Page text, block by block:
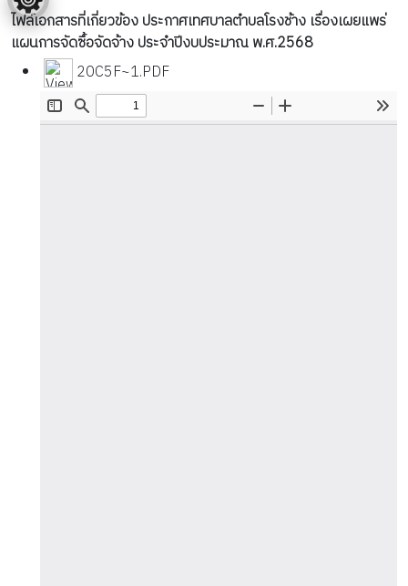
ไฟล์เอกสารที่เกี่ยวข้อง ประกาศเทศบาลตำบลโรงช้าง เรื่องเผยแพร่
แผนการจัดซื้อจัดจ้าง ประจำปีงบประมาณ พ.ศ.2568
20C5F~1.PDF